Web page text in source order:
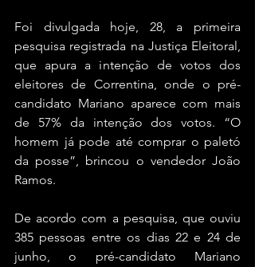
Foi divulgada hoje, 28, a primeira
pesquisa registrada na Justiça Eleitoral,
que apura a intenção de votos dos
eleitores de Correntina, onde o pré-
candidato Mariano aparece com mais
de 57% da intenção dos votos. “O
homem já pode até comprar o paletó
da posse”, brincou o vendedor João
Ramos.
De acordo com a pesquisa, que ouviu
385 pessoas entre os dias 22 e 24 de
junho, o pré-candidato Mariano